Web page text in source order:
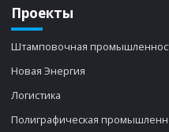
Проекты
Штамповочная
Новая Энергия
Логистика
Полиграфическая